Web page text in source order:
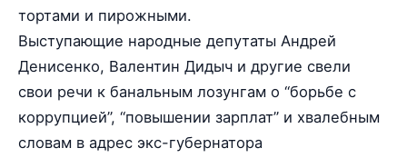
тортами и пирожными.
Выступающие народные депутаты Андрей
Денисенко, Валентин Дидыч и другие свели
свои речи к банальным лозунгам о “борьбе с
коррупцией”, “повышении зарплат” и хвалебным
словам в адрес экс-губернатора